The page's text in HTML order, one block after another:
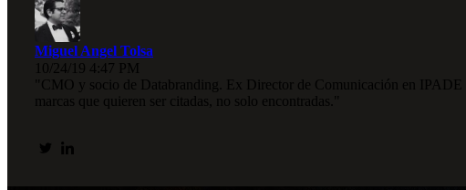
Miguel Angel Tolsa
10/24/19 4:47 PM
"CMO y socio de Databranding. Ex Director de Comunicación en
marcas que quieren ser citadas, no solo encontradas."